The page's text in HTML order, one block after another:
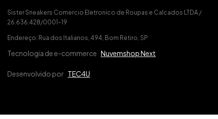
Sister Sneakers Comercio Eletronico de Roupas e Calcados LTDA /
26.636.428/0001-19
Endereço: Rua dos Italianos, 494, Bom Retiro, SP
Tecnologia de e-commerce Nuvemshop Next
Desenvolvido por TEC4U